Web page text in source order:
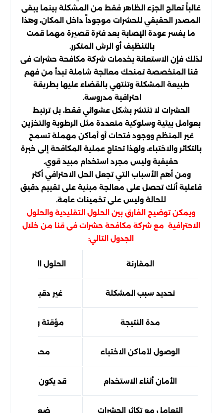
غالباً تعالج الجزء الظاهر فقط من المشكلة بينما يبقى
المصدر الحقيقي للحشرات موجوداً داخل المكان، وهذا
ما يفسر عودة الإصابة بعد فترة قصيرة مهما قمت
بالتنظيف أو الرش المتكرر.
لذلك فإن الاستعانة بخدمات شركة مكافحة حشرات فى
قنا المتخصصة تمنحك معالجة شاملة تبدأ من فهم
طبيعة المشكلة وتنتهي بالقضاء عليها بطريقة
احترافية مدروسة.
الحشرات لا تنتشر بشكل عشوائي فقط، بل ترتبط
بعوامل بيئية وسلوكية متعددة مثل الرطوبة والتخزين
غير المنظم ووجود فتحات أو أماكن مهملة تسمح
بالتكاثر والاختباء، ولهذا تحتاج عملية المكافحة إلى خبرة
حقيقية وليس مجرد استخدام مبيد قوي.
ومن أهم الأسباب التي تجعل الحل الاحترافي أكثر
فاعلية أنك تحصل على معالجة مبنية على تقييم دقيق
للحالة وليس على تخمينات عامة.
ويمكن توضيح الفارق بين الحلول التقليدية والحلول
الاحترافية مع شركة مكافحة حشرات فى قنا من خلال
الجدول التالي:
المقارنة الحلول التقليدية
تحديد سبب المشكلة غير دقيق غالباً
مدة النتيجة مؤقتة وقصيرة
الوصول لأماكن الاختباء محدود
الأمان أثناء الاستخدام قد يكون عشوائياً
التعامل مع تكاثر الحشرات ضعيف